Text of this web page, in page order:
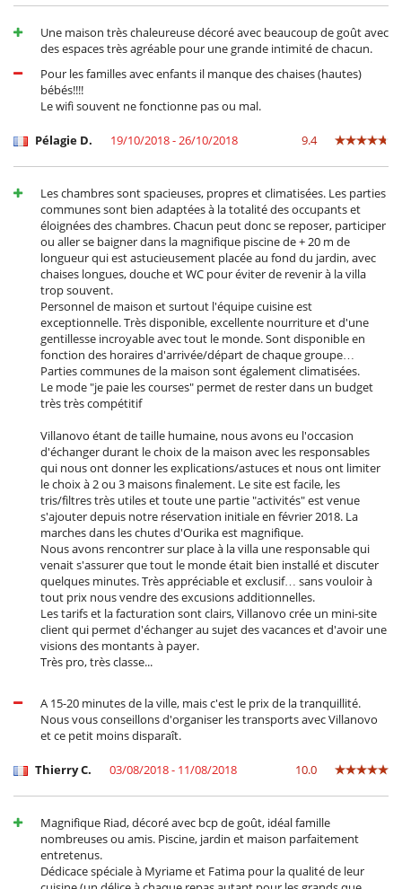
Une maison très chaleureuse décoré avec beaucoup de goût avec
des espaces très agréable pour une grande intimité de chacun.
Pour les familles avec enfants il manque des chaises (hautes)
bébés!!!!
Le wifi souvent ne fonctionne pas ou mal.
Pélagie D. 19/10/2018 - 26/10/2018 9.4
Les chambres sont spacieuses, propres et climatisées. Les parties
communes sont bien adaptées à la totalité des occupants et
éloignées des chambres. Chacun peut donc se reposer, participer
ou aller se baigner dans la magnifique piscine de + 20 m de
longueur qui est astucieusement placée au fond du jardin, avec
chaises longues, douche et WC pour éviter de revenir à la villa
trop souvent.
Personnel de maison et surtout l'équipe cuisine est
exceptionnelle. Très disponible, excellente nourriture et d'une
gentillesse incroyable avec tout le monde. Sont disponible en
fonction des horaires d'arrivée/départ de chaque groupe…
Parties communes de la maison sont également climatisées.
Le mode "je paie les courses" permet de rester dans un budget
très très compétitif
Villanovo étant de taille humaine, nous avons eu l'occasion
d'échanger durant le choix de la maison avec les responsables
qui nous ont donner les explications/astuces et nous ont limiter
le choix à 2 ou 3 maisons finalement. Le site est facile, les
tris/filtres très utiles et toute une partie "activités" est venue
s'ajouter depuis notre réservation initiale en février 2018. La
marches dans les chutes d'Ourika est magnifique.
Nous avons rencontrer sur place à la villa une responsable qui
venait s'assurer que tout le monde était bien installé et discuter
quelques minutes. Très appréciable et exclusif… sans vouloir à
tout prix nous vendre des excusions additionnelles.
Les tarifs et la facturation sont clairs, Villanovo crée un mini-site
client qui permet d'échanger au sujet des vacances et d'avoir une
visions des montants à payer.
Très pro, très classe...
A 15-20 minutes de la ville, mais c'est le prix de la tranquillité.
Nous vous conseillons d'organiser les transports avec Villanovo
et ce petit moins disparaît.
Thierry C. 03/08/2018 - 11/08/2018 10.0
Magnifique Riad, décoré avec bcp de goût, idéal famille
nombreuses ou amis. Piscine, jardin et maison parfaitement
entretenus.
Dédicace spéciale à Myriame et Fatima pour la qualité de leur